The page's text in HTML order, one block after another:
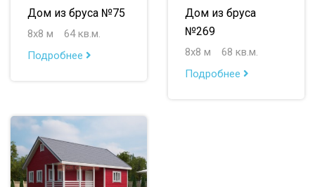
Дом из бруса №75
8х8 м
64 кв.м.
Подробнее
Дом из бруса
№269
8х8 м
68 кв.м.
Подробнее